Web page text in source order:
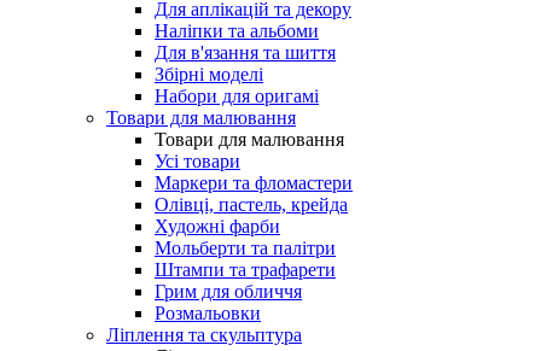
Для аплікацій та декору
Наліпки та альбоми
Для в'язання та шиття
Збірні моделі
Набори для оригамі
Товари для малювання
Товари для малювання
Усі товари
Маркери та фломастери
Олівці, пастель, крейда
Художні фарби
Мольберти та палітри
Штампи та трафарети
Грим для обличчя
Розмальовки
Ліплення та скульптура